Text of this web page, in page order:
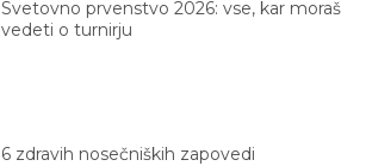
Svetovno prvenstvo 2026: vse, kar moraš
vedeti o turnirju
6 zdravih nosečniških zapovedi